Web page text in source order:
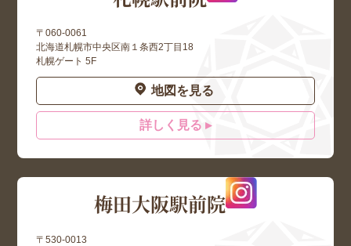
〒060-0061
北海道札幌市中央区南１条西2丁目18
札幌ゲート 5F
地図を見る
詳しく見る ▸
梅田大阪駅前院
〒530-0013